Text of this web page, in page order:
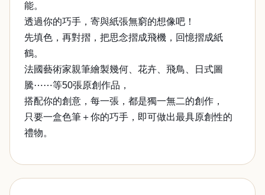
能。
透過你的巧手，寄與紙張無窮的想像吧！
先填色，再對摺，把思念摺成飛機，回憶摺成紙
鶴。
法國藝術家親筆繪製幾何、花卉、飛鳥、日式圖
騰⋯⋯等50張原創作品，
搭配你的創意，每一張，都是獨一無二的創作，
只要一盒色筆＋你的巧手，即可做出最具原創性的
禮物。